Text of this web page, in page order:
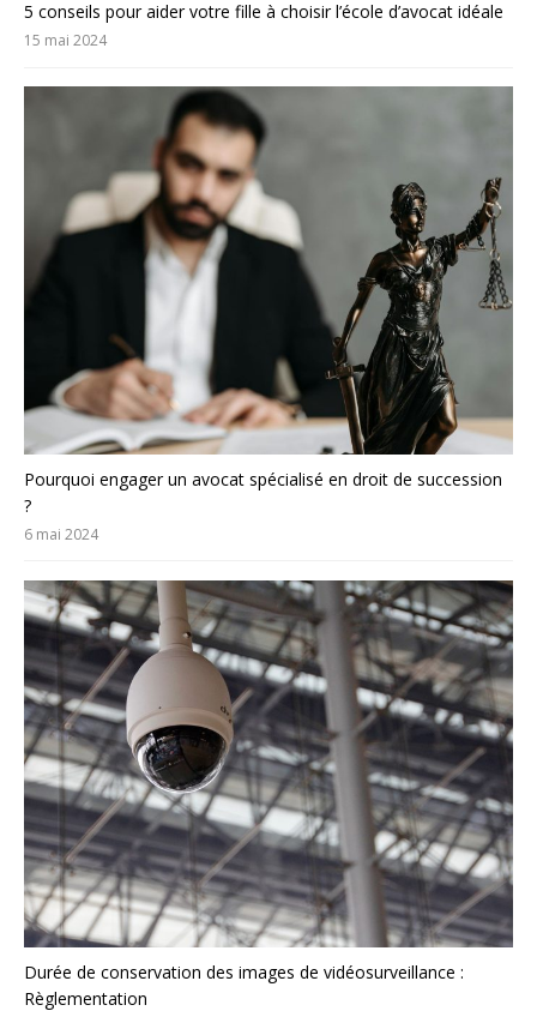
5 conseils pour aider votre fille à choisir l’école d’avocat idéale
15 mai 2024
Pourquoi engager un avocat spécialisé en droit de succession
?
6 mai 2024
Durée de conservation des images de vidéosurveillance :
Règlementation